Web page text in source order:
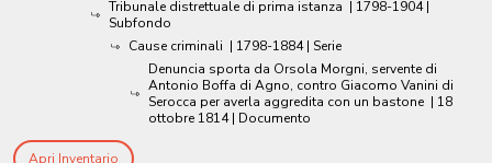
Tribunale distrettuale di prima istanza | 1798-1904 |
Subfondo
Cause criminali | 1798-1884 | Serie
Denuncia sporta da Orsola Morgni, servente di
Antonio Boffa di Agno, contro Giacomo Vanini di
Serocca per averla aggredita con un bastone | 18
ottobre 1814 | Documento
Apri Inventario